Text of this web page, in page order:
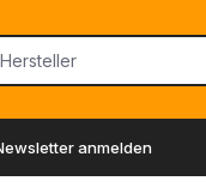
anmelden